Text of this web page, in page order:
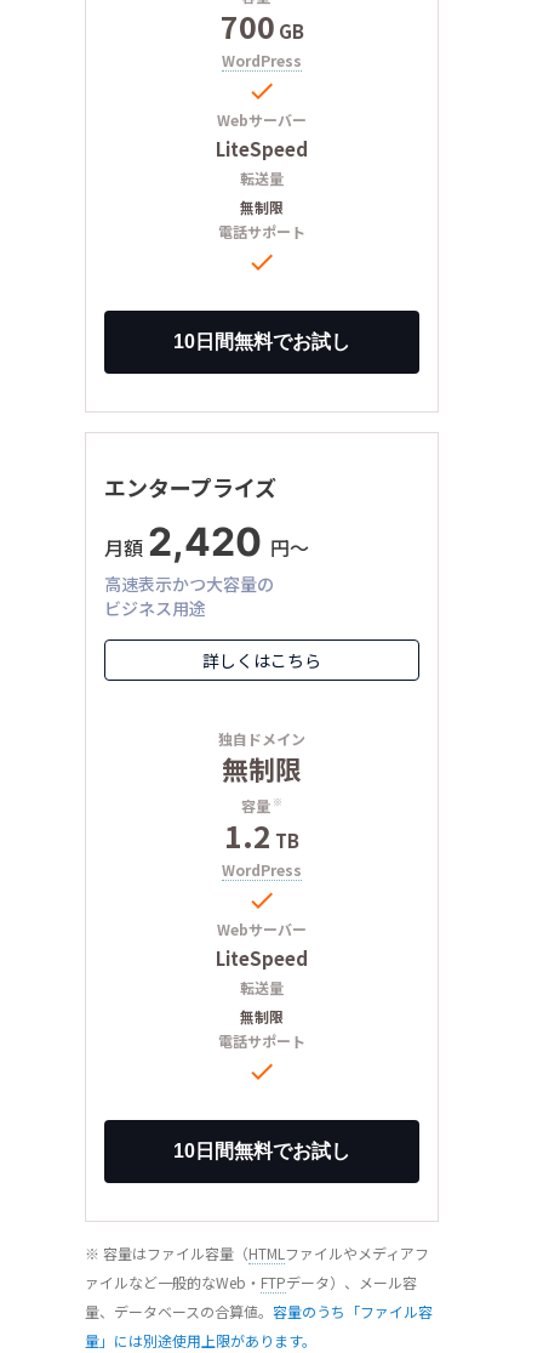
700 GB
WordPress

Webサーバー
LiteSpeed
転送量
無制限
電話サポート

エンタープライズ
月額 2,420 円〜
高速表示かつ大容量の
ビジネス用途
詳しくはこちら
独自ドメイン
無制限
容量 ※
1.2 TB
WordPress

Webサーバー
LiteSpeed
転送量
無制限
電話サポート

※ 容量はファイル容量（HTML ファイルやメディアフ
ァイルなど一般的なWeb・ FTPデータ）、メール容
量、データベースの合算値。 容量のうち「ファイル容
量」には別途使用上限があります。